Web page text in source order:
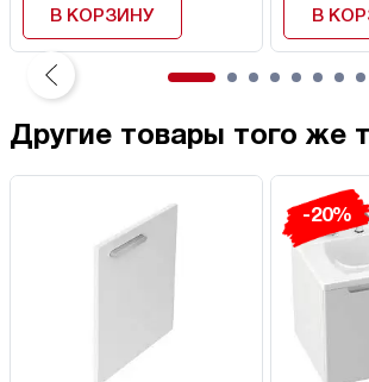
В КОРЗИНУ В
Другие товары того же
-20%